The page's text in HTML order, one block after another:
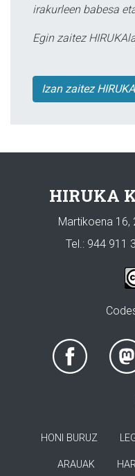
irakurleen babesa
Egin zaitez
Izan zaitez
HIRUKA
Martikoena 16,
Tel.: 944 911
HONI BURUZ
ARAUAK